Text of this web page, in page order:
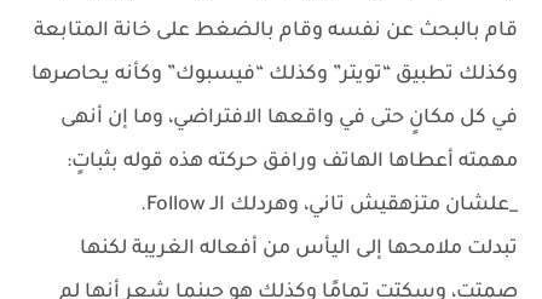
قام بالبحث عن نفسه وقام بالضغط على خانة المتابعة
وكذلك تطبيق “تويتر” وكذلك “فيسبوك” وكأنه يحاصرها
في كل مكانٍ حتى في واقعها الافتراضي، وما إن أنهى
مهمته أعطاها الهاتف ورافق حركته هذه قوله بثباتٍ:
_علشان متزهقيش تاني، وهردلك الـ Follow.
تبدلت ملامحها إلى اليأس من أفعاله الغريبة لكنها
صمتت، وسكتت تمامًا وكذلك هو حينما شعر أنها لم